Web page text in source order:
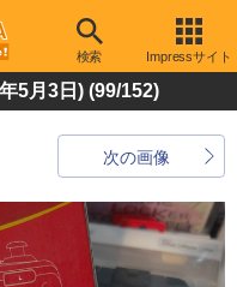
検索 Impressサイト
5月3日) (99/152)
次の画像